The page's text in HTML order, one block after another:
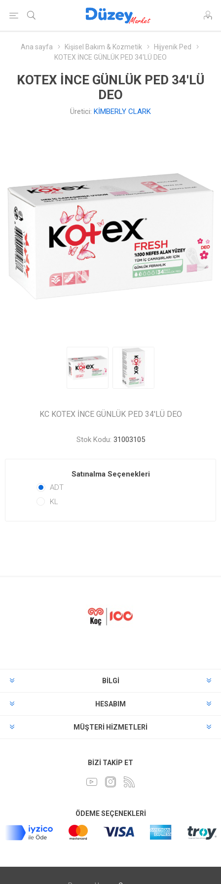
Ana sayfa Kişisel Bakım & Kozmetik
Hijyenik Ped
KOTEX İNCE GÜNLÜK PED 34'LÜ DEO
KOTEX İNCE GÜNLÜK PED 34'LÜ
DEO
Üretici: KİMBERLY CLARK
KC KOTEX İNCE GÜNLÜK PED 34'LÜ DEO
Stok Kodu: 31003105
Satınalma Seçenekleri
ADT
KL
BILGI
HESABIM
MÜŞTERI HIZMETLERI
BIZI TAKIP ET
ÖDEME SEÇENEKLERI